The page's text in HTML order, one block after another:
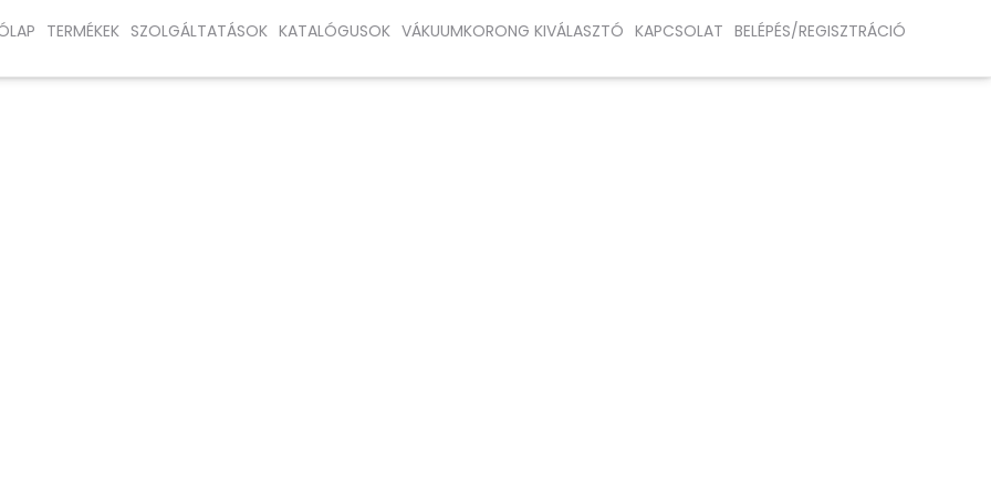
TERMÉKEK SZOLGÁLTATÁSOK KATALÓGUSOK VÁKUUMKORONG KIVÁLASZTÓ KAPCSOLAT BELÉPÉS/REGISZTRÁCIÓ